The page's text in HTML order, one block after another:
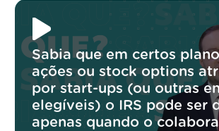
Sabia que em certos
ações ou stock options
por start-ups (ou outras
elegíveis) o IRS pode ser
apenas quando o